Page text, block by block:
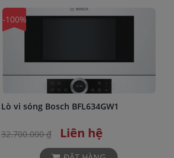
-100%
Lò vi sóng Bosch BFL634GW1
32.700.000 ₫ Liên hệ